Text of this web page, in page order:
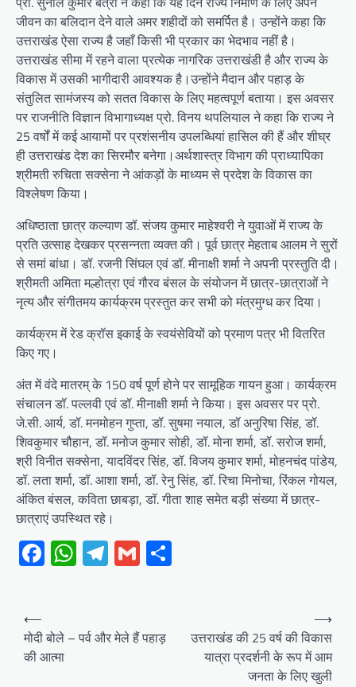
जीवन का बलिदान देने वाले अमर शहीदों को समर्पित है। उन्होंने कहा कि
उत्तराखंड ऐसा राज्य है जहाँ किसी भी प्रकार का भेदभाव नहीं है।
उत्तराखंड सीमा में रहने वाला प्रत्येक नागरिक उत्तराखंडी है और राज्य के
विकास में उसकी भागीदारी आवश्यक है।उन्होंने मैदान और पहाड़ के
संतुलित सामंजस्य को सतत विकास के लिए महत्वपूर्ण बताया। इस अवसर
पर राजनीति विज्ञान विभागाध्यक्ष प्रो. विनय थपलियाल ने कहा कि राज्य ने
25 वर्षों में कई आयामों पर प्रशंसनीय उपलब्धियां हासिल की हैं और शीघ्र
ही उत्तराखंड देश का सिरमौर बनेगा।अर्थशास्त्र विभाग की प्राध्यापिका
श्रीमती रुचिता सक्सेना ने आंकड़ों के माध्यम से प्रदेश के विकास का
विश्लेषण किया।
अधिष्ठाता छात्र कल्याण डॉ. संजय कुमार माहेश्वरी ने युवाओं में राज्य के
प्रति उत्साह देखकर प्रसन्नता व्यक्त की। पूर्व छात्र मेहताब आलम ने सुरों
से समां बांधा। डॉ. रजनी सिंघल एवं डॉ. मीनाक्षी शर्मा ने अपनी प्रस्तुति दी।
श्रीमती अमिता मल्होत्रा एवं गौरव बंसल के संयोजन में छात्र-छात्राओं ने
नृत्य और संगीतमय कार्यक्रम प्रस्तुत कर सभी को मंत्रमुग्ध कर दिया।
कार्यक्रम में रेड क्रॉस इकाई के स्वयंसेवियों को प्रमाण पत्र भी वितरित
किए गए।
अंत में वंदे मातरम् के 150 वर्ष पूर्ण होने पर सामूहिक गायन हुआ। कार्यक्रम
संचालन डॉ. पल्लवी एवं डॉ. मीनाक्षी शर्मा ने किया। इस अवसर पर प्रो.
जे.सी. आर्य, डॉ. मनमोहन गुप्ता, डॉ. सुषमा नयाल, डॉ अनुरिषा सिंह, डॉ.
शिवकुमार चौहान, डॉ. मनोज कुमार सोही, डॉ. मोना शर्मा, डॉ. सरोज शर्मा,
श्री विनीत सक्सेना, यादविंदर सिंह, डॉ. विजय कुमार शर्मा, मोहनचंद पांडेय,
डॉ. लता शर्मा, डॉ. आशा शर्मा, डॉ. रेनु सिंह, डॉ. रिचा मिनोचा, रिंकल गोयल,
अंकित बंसल, कविता छाबड़ा, डॉ. गीता शाह समेत बड़ी संख्या में छात्र-
छात्राएं उपस्थित रहे।
Facebook
WhatsApp
Telegram
Gmail
Post
navigation
⟵
मोदी बोले – पर्व और मेले हैं पहाड़
की आत्मा
उत्तराखंड की 25 वर्ष की विकास
यात्रा प्रदर्शनी के रूप में आम
जनता के लिए खुली
⟶